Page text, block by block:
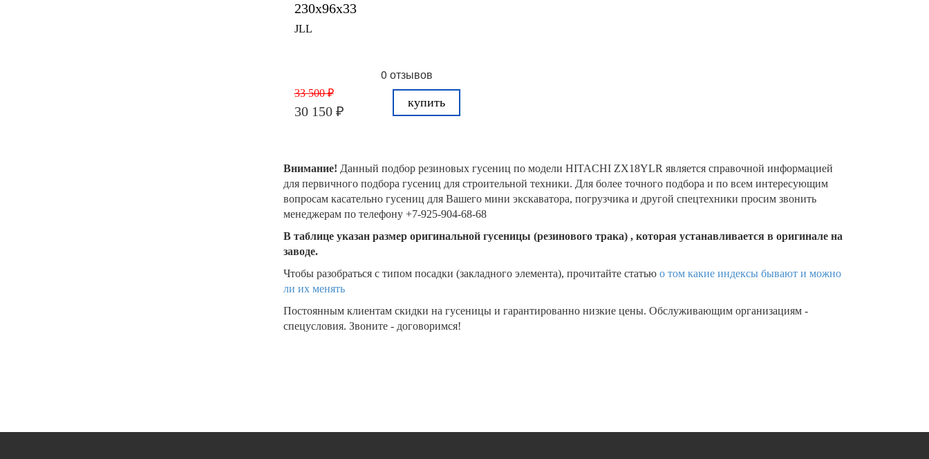
230x96x33
JLL
0 отзывов
33 500 ₽
30 150 ₽
купить
Внимание! Данный подбор резиновых гусениц по модели HITACHI ZX18YLR является справочной информацией
для первичного подбора гусениц для строительной техники. Для более точного подбора и по всем интересующим
вопросам касательно гусениц для Вашего мини экскаватора, погрузчика и другой спецтехники просим звонить
менеджерам по телефону +7-925-904-68-68
В таблице указан размер оригинальной гусеницы (резинового трака) , которая устанавливается в оригинале на
заводе.
Чтобы разобраться с типом посадки (закладного элемента), прочитайте статью о том какие индексы бывают и можно
ли их менять
Постоянным клиентам скидки на гусеницы и гарантированно низкие цены. Обслуживающим организациям -
спецусловия. Звоните - договоримся!